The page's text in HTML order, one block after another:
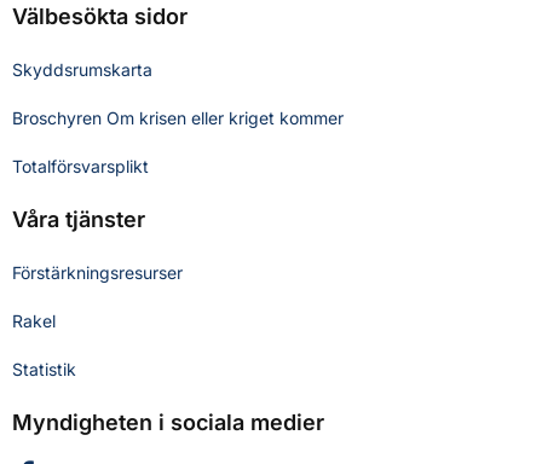
Välbesökta sidor
Skyddsrumskarta
Broschyren Om krisen eller kriget kommer
Totalförsvarsplikt
Våra tjänster
Förstärkningsresurser
Rakel
Statistik
Myndigheten i sociala medier